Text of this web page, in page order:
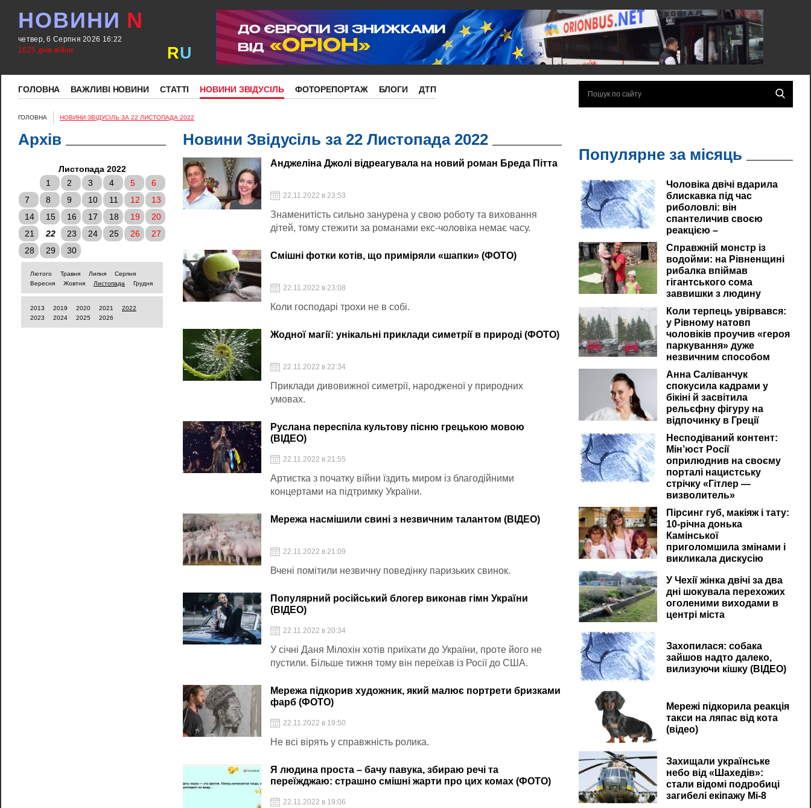
НОВИНИ N
четвер, 6 Серпня 2026 16:22
1625 днів війни
RU
ГОЛОВНА ВАЖЛИВІ НОВИНИ СТАТТІ НОВИНИ ЗВІДУСІЛЬ ФОТОРЕПОРТАЖ БЛОГИ ДТП
ГОЛОВНА НОВИНИ ЗВІДУСІЛЬ ЗА 22 ЛИСТОПАДА 2022
Архів
Листопада 2022
1
2 3 4 5
6
7
8 9 10 11 12
13
14
15 16 17 18 19
20
21
22 23 24 25 26
27
28
29 30
Лютого Травня Липня
Серпня
Вересня
Жовтня Листопада Грудня
2013 2019 2020 2021
2022
2023
2024 2025 2026
Новини Звідусіль за 22 Листопада 2022
Анджеліна Джолі відреагувала на новий роман Бреда Пітта
22.11.2022 в 23:53
Знаменитість сильно занурена у свою роботу та виховання
дітей, тому стежити за романами екс-чоловіка немає часу.
Смішні фотки котів, що приміряли «шапки» (ФОТО)
22.11.2022 в 23:08
Коли господарі трохи не в собі.
Жодної магії: унікальні приклади симетрії в природі (ФОТО)
22.11.2022 в 22:34
Приклади дивовижної симетрії, народженої у природних
умовах.
Руслана переспіла культову пісню грецькою мовою
(ВІДЕО)
22.11.2022 в 21:55
Артистка з початку війни їздить миром із благодійними
концертами на підтримку України.
Мережа насмішили свині з незвичним талантом (ВІДЕО)
22.11.2022 в 21:09
Вчені помітили незвичну поведінку паризьких свинок.
Популярний російський блогер виконав гімн України
(ВІДЕО)
22.11.2022 в 20:34
У січні Даня Мілохін хотів приїхати до України, проте його не
пустили. Більше тижня тому він переїхав із Росії до США.
Мережа підкорив художник, який малює портрети бризками
фарб (ФОТО)
22.11.2022 в 19:50
Не всі вірять у справжність ролика.
Я людина проста – бачу павука, збираю речі та
переїжджаю: страшно смішні жарти про цих комах (ФОТО)
22.11.2022 в 19:06
Популярне за місяць
Чоловіка двічі вдарила
блискавка під час
риболовлі: він
спантеличив своєю
реакцією –
Справжній монстр із
водойми: на Рівненщині
рибалка впіймав
гігантського сома
заввишки з людину
Коли терпець увірвався:
у Рівному натовп
чоловіків проучив «героя
паркування» дуже
незвичним способом
Анна Саліванчук
спокусила кадрами у
бікіні й засвітила
рельєфну фігуру на
відпочинку в Греції
Несподіваний контент:
Мін’юст Росії
оприлюднив на своєму
порталі нацистську
стрічку «Гітлер —
визволитель»
Пірсинг губ, макіяж і тату:
10-річна донька
Камінської
приголомшила змінами і
викликала дискусію
У Чехії жінка двічі за два
дні шокувала перехожих
оголеними виходами в
центрі міста
Захопилася: собака
зайшов надто далеко,
вилизуючи кішку (ВІДЕО)
Мережі підкорила реакція
такси на ляпас від кота
(відео)
Захищали українське
небо від «Шахедів»:
стали відомі подробиці
загибелі екіпажу Мі-8